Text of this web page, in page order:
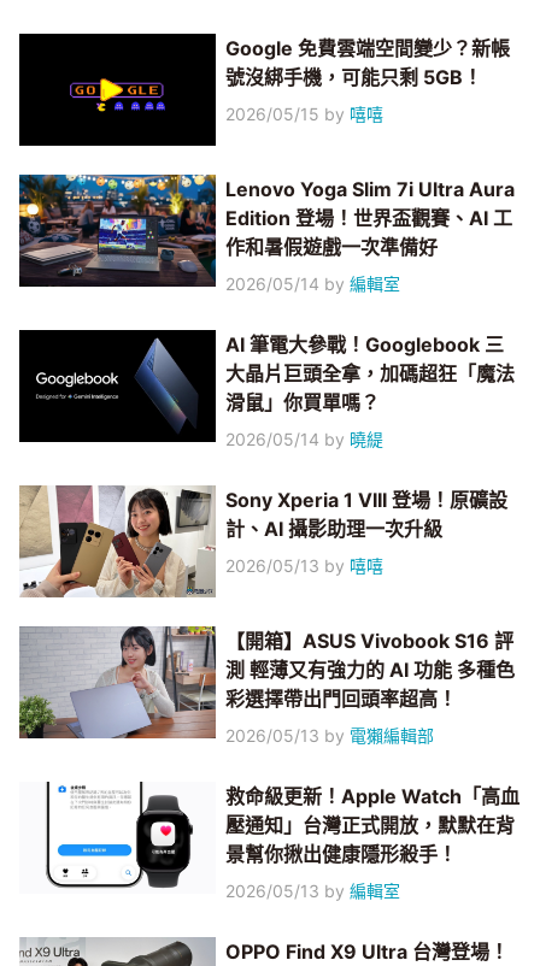
Google 免費雲端空間變少？新帳
號沒綁手機，可能只剩 5GB！
2026/05/15 by 嘻嘻
Lenovo Yoga Slim 7i Ultra Aura
Edition 登場！世界盃觀賽、AI 工
作和暑假遊戲一次準備好
2026/05/14 by編輯室
AI 筆電大參戰！Googlebook 三
大晶片巨頭全拿，加碼超狂「魔法
滑鼠」你買單嗎？
2026/05/14 by 曉緹
Sony Xperia 1 VIII 登場！原礦設
計、AI 攝影助理一次升級
2026/05/13 by 嘻嘻
【開箱】ASUS Vivobook S16 評
測 輕薄又有強力的 AI 功能 多種色
彩選擇帶出門回頭率超高！
2026/05/13 by 電獺編輯部
救命級更新！Apple Watch「高血
壓通知」台灣正式開放，默默在背
景幫你揪出健康隱形殺手！
2026/05/13 by編輯室
OPPO Find X9 Ultra 台灣登場！